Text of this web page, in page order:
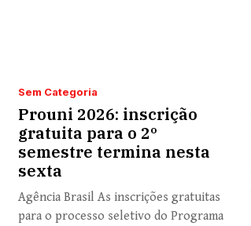
Sem Categoria
Prouni 2026: inscrição
gratuita para o 2º
semestre termina nesta
sexta
Agência Brasil As inscrições gratuitas
para o processo seletivo do Programa